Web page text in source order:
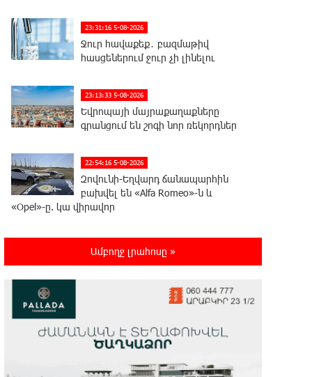
23:31:16 5-08-2026
Ջուր հավաքեք․ բազմաթիվ
հասցեներում ջուր չի լինելու
23:13:33 5-08-2026
Եվրոպայի մայրաքաղաքները
գրանցում են շոգի նոր ռեկորդներ
22:54:16 5-08-2026
Զովունի-Եղվարդ ճանապարհին
բախվել են «Alfa Romeo»-ն և
«Opel»-ը. կա վիրավոր
Անունս տալուց առաջ գոնե
Այսօր մենք ունենք մի իրավիճակ,
երբ որ բանտերը լիքն են
քանի որ տեղ չկա, հերթափոխով հներին
Ամբողջ լրահոսը »